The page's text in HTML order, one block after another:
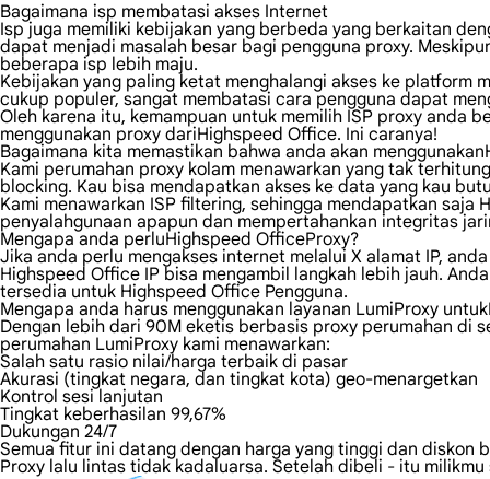
Bagaimana isp membatasi akses Internet
Isp juga memiliki kebijakan yang berbeda yang berkaitan
dapat menjadi masalah besar bagi pengguna proxy.
beberapa isp lebih maju.
Kebijakan yang paling ketat menghalangi akses ke
cukup populer, sangat membatasi cara pengguna dapat
Oleh karena itu, kemampuan untuk memilih ISP proxy anda
menggunakan proxy dariHighspeed Office. Ini caranya!
Bagaimana kita memastikan bahwa anda akan
Kami perumahan proxy kolam menawarkan yang tak
blocking. Kau bisa mendapatkan akses ke data yang kau
Kami menawarkan ISP filtering, sehingga mendapatkan
penyalahgunaan apapun dan mempertahankan integritas
Mengapa anda perluHighspeed OfficeProxy?
Jika anda perlu mengakses internet melalui X alamat IP,
Highspeed Office IP bisa mengambil langkah lebih jauh.
tersedia untuk Highspeed Office Pengguna.
Mengapa anda harus menggunakan layanan LumiProxy
Dengan lebih dari 90M eketis berbasis proxy perumahan di
perumahan LumiProxy kami menawarkan:
Salah satu rasio nilai/harga terbaik di pasar
Akurasi (tingkat negara, dan tingkat kota) geo-menargetkan
Kontrol sesi lanjutan
Tingkat keberhasilan 99,67%
Dukungan 24/7
Semua fitur ini datang dengan harga yang tinggi dan diskon
Proxy lalu lintas tidak kadaluarsa. Setelah dibeli - itu